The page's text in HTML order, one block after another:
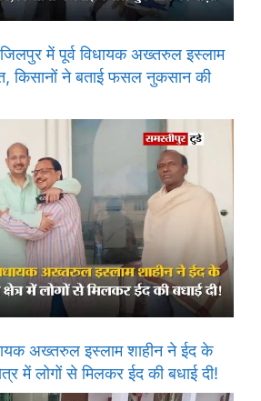
में पूर्व विधायक अख्तरुल इस्लाम
किसानों ने बताई फसल नुकसान की
अख्तरुल इस्लाम शाहीन ने ईद के
में लोगों से मिलकर ईद की बधाई दी!